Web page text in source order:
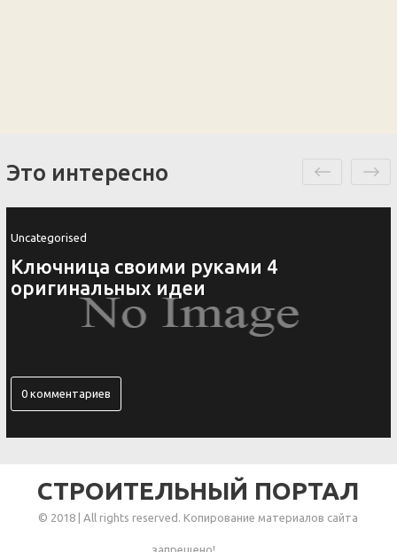
Это интересно
Uncategorised
Ключница своими руками 4
оригинальных идеи
0 комментариев
СТРОИТЕЛЬНЫЙ ПОРТАЛ
© 2018 | All rights reserved. Копирование материалов сайта
запрещено!